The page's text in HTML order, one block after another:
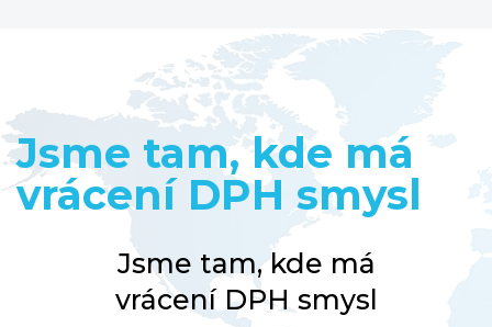
Jsme tam, kde má
vrácení DPH smysl
Jsme tam, kde má
vrácení DPH smysl